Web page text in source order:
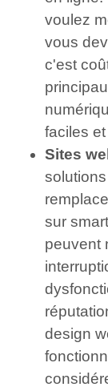
voulez
vous
c'est
faciles
Sites
sur
peuvent
design